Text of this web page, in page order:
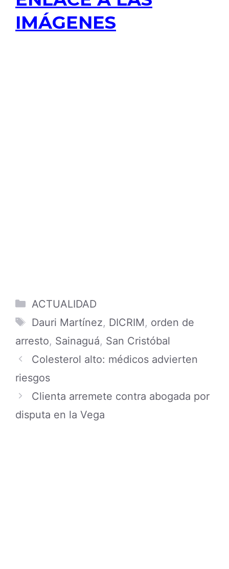
IMÁGENES
Categories
ACTUALIDAD
Tags
Dauri Martínez, DICRIM, orden de
arresto, Sainaguá, San Cristóbal
Colesterol alto: médicos advierten
riesgos
Clienta arremete contra abogada por
disputa en la Vega